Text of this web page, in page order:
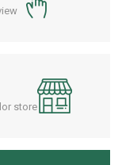
store.